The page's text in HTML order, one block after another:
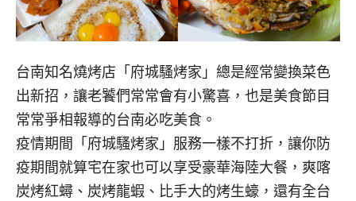
台南知名燒烤店「府城騷烤家」總是經常變換菜色
出新招，讓老饕們常常會有小驚喜，也是美食節目
常常爭相報導的台南必吃美食。
疫情期間「府城騷烤家」服務一樣不打折，讓你防
疫期間就算宅在家也可以享受豪華海陸大餐，爽喀
炭烤紅蟳、炭烤龍蝦、比手大的烤生蠔，還有全台